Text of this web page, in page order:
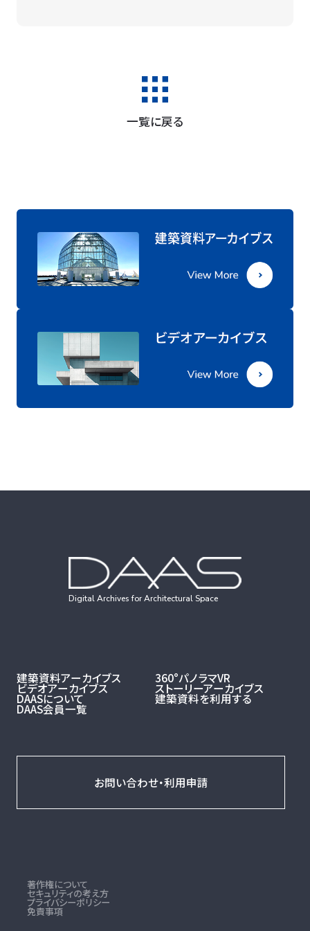
一覧に戻る
Digital Archives for Architectural Space
建築資料アーカイブス 360°パノラマVR
ビデオアーカイブス ストーリーアーカイブス
DAASについて 建築資料を利用する
DAAS会員一覧
お問い合わせ・利用申請
著作権について
セキュリティの考え方
プライバシーポリシー
免責事項